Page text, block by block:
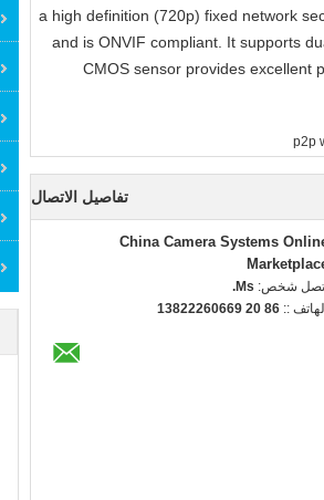
a high definition (720p) fixed network
and is ONVIF compliant. It supports
CMOS sensor provides excellent
p2p
تفاصيل الاتصال
China Camera Systems
اتصل شخص: Ms.
الهاتف :: 86 20 13822260669